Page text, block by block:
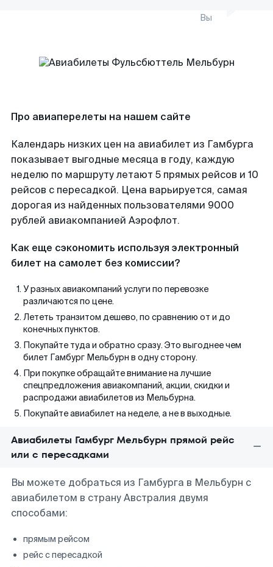
Вы
Про авиаперелеты на нашем сайте
Календарь низких цен на авиабилет из Гамбурга
показывает выгодные месяца в году, каждую
неделю по маршруту летают 5 прямых рейсов и 10
рейсов с пересадкой. Цена варьируется, самая
дорогая из найденных пользователями 9000
рублей авиакомпанией Аэрофлот.
Как еще сэкономить используя электронный
билет на самолет без комиссии?
У разных авиакомпаний услуги по перевозке
различаются по цене.
Лететь транзитом дешево, по сравнению от и до
конечных пунктов.
Покупайте туда и обратно сразу. Это выгоднее чем
билет Гамбург Мельбурн в одну сторону.
При покупке обращайте внимание на лучшие
спецпредложения авиакомпаний, акции, скидки и
распродажи авиабилетов из Мельбурна.
Покупайте авиабилет на неделе, а не в выходные.
Авиабилеты Гамбург Мельбурн прямой рейс
или с пересадками
Вы можете добраться из Гамбурга в Мельбурн с
авиабилетом в страну Австралия двумя
способами:
прямым рейсом
рейс с пересадкой